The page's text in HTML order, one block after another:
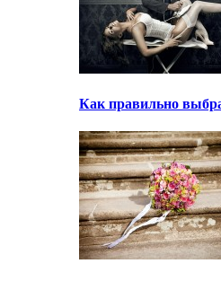
Как правильно